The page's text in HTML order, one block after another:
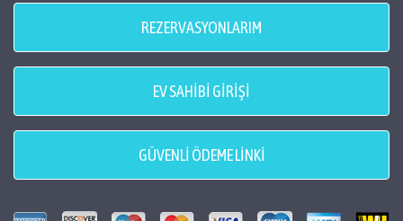
REZERVASYONLARIM
EV SAHİBİ GİRİŞİ
GÜVENLİ ÖDEME LİNKİ